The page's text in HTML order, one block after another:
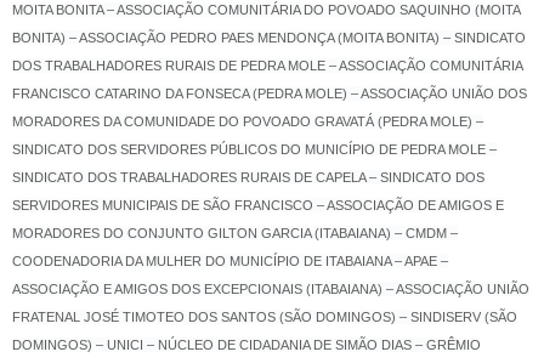
MOITA BONITA – ASSOCIAÇÃO COMUNITÁRIA DO POVOADO SAQUINHO (MOITA
BONITA) – ASSOCIAÇÃO PEDRO PAES MENDONÇA (MOITA BONITA) – SINDICATO
DOS TRABALHADORES RURAIS DE PEDRA MOLE – ASSOCIAÇÃO COMUNITÁRIA
FRANCISCO CATARINO DA FONSECA (PEDRA MOLE) – ASSOCIAÇÃO UNIÃO DOS
MORADORES DA COMUNIDADE DO POVOADO GRAVATÁ (PEDRA MOLE) –
SINDICATO DOS SERVIDORES PÚBLICOS DO MUNICÍPIO DE PEDRA MOLE –
SINDICATO DOS TRABALHADORES RURAIS DE CAPELA – SINDICATO DOS
SERVIDORES MUNICIPAIS DE SÃO FRANCISCO – ASSOCIAÇÃO DE AMIGOS E
MORADORES DO CONJUNTO GILTON GARCIA (ITABAIANA) – CMDM –
COODENADORIA DA MULHER DO MUNICÍPIO DE ITABAIANA – APAE –
ASSOCIAÇÃO E AMIGOS DOS EXCEPCIONAIS (ITABAIANA) – ASSOCIAÇÃO UNIÃO
FRATENAL JOSÉ TIMOTEO DOS SANTOS (SÃO DOMINGOS) – SINDISERV (SÃO
DOMINGOS) – UNICI – NÚCLEO DE CIDADANIA DE SIMÃO DIAS – GRÊMIO